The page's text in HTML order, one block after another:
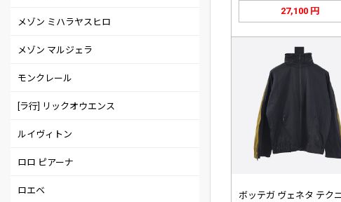
メゾン ミハラヤスヒロ
メゾン マルジェラ
モンクレール
[ラ行] リックオウエンス
ルイヴィトン
ロロ ピアーナ
ロエベ
27,100 円